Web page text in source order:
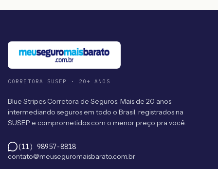
CORRETORA SUSEP · 20+ ANOS
Blue Stripes Corretora de Seguros. Mais de 20 anos
intermediando seguros em todo o Brasil, registrados na
SUSEP e comprometidos com o menor preço pra você.
(11) 98957-8818
contato@meuseguromaisbarato.com.br